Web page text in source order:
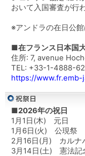
おいて入国審査が行
※アンドラの在日公
■在フランス日本国
住所: 7, avenue
TEL: +33-1-4888-
https://
■2026年の祝日
1月1日(木) 元日
1月6日(火) 公現祭
2月16日(月) カルナ
3月14日(土) 憲法記